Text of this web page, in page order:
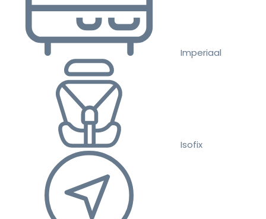
Imperiaal
Isofix